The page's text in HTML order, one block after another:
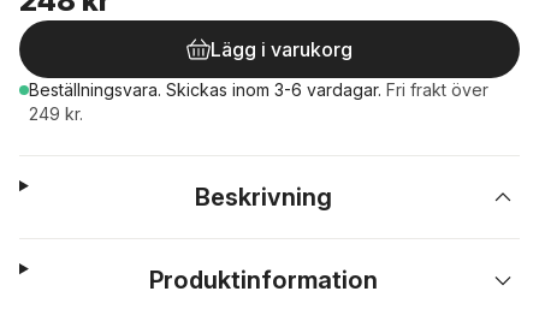
Lägg i varukorg
Beställningsvara. Skickas inom 3-6 vardagar. Fri frakt över
249 kr.
Beskrivning
Produktinformation